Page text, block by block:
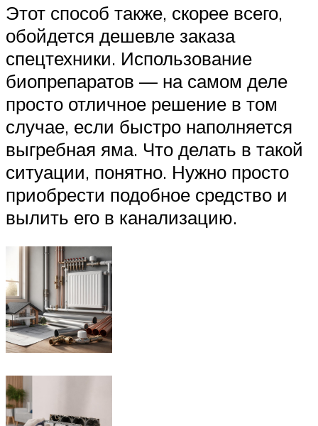
Этот способ также, скорее всего,
обойдется дешевле заказа
спецтехники. Использование
биопрепаратов — на самом деле
просто отличное решение в том
случае, если быстро наполняется
выгребная яма. Что делать в такой
ситуации, понятно. Нужно просто
приобрести подобное средство и
вылить его в канализацию.